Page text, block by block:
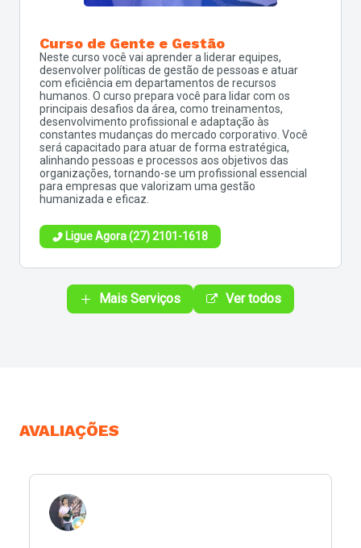
Curso de Gente e Gestão
Neste curso você vai aprender a liderar equipes,
desenvolver políticas de gestão de pessoas e atuar
com eficiência em departamentos de recursos
humanos. O curso prepara você para lidar com os
principais desafios da área, como treinamentos,
desenvolvimento profissional e adaptação às
constantes mudanças do mercado corporativo. Você
será capacitado para atuar de forma estratégica,
alinhando pessoas e processos aos objetivos das
organizações, tornando-se um profissional essencial
para empresas que valorizam uma gestão
humanizada e eficaz.
Ligue Agora (27) 2101-1618
Mais Serviços Ver todos
AVALIAÇÕES